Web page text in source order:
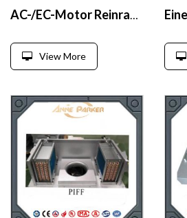
AC-/EC-Motor Reinraumsystem Lüfter-Filter-Einheit mit HEPA-Filter Hersteller
View More